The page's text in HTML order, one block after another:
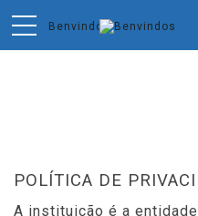
POLÍTICA DE
A instituição é a